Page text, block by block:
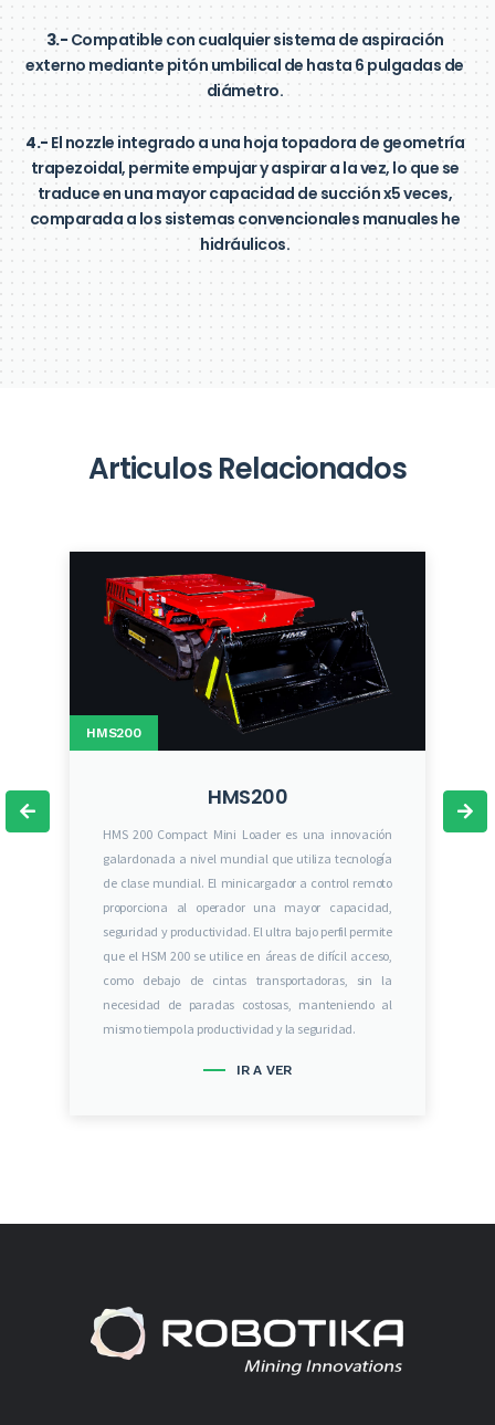
3.- Compatible con cualquier sistema de aspiración
externo mediante pitón umbilical de hasta 6 pulgadas de
diámetro.
4.- El nozzle integrado a una hoja topadora de geometría
trapezoidal, permite empujar y aspirar a la vez, lo que se
traduce en una mayor capacidad de succión x5 veces,
comparada a los sistemas convencionales manuales he
hidráulicos.
Articulos Relacionados
HMS200
HMS200
HMS 200 Compact Mini Loader es una innovación
galardonada a nivel mundial que utiliza tecnología
de clase mundial. El minicargador a control remoto
proporciona al operador una mayor capacidad,
seguridad y productividad. El ultra bajo perfil permite
que el HSM 200 se utilice en áreas de difícil acceso,
como debajo de cintas transportadoras, sin la
necesidad de paradas costosas, manteniendo al
mismo tiempo la productividad y la seguridad.
IR A VER